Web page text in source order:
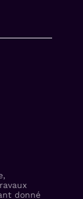
donné